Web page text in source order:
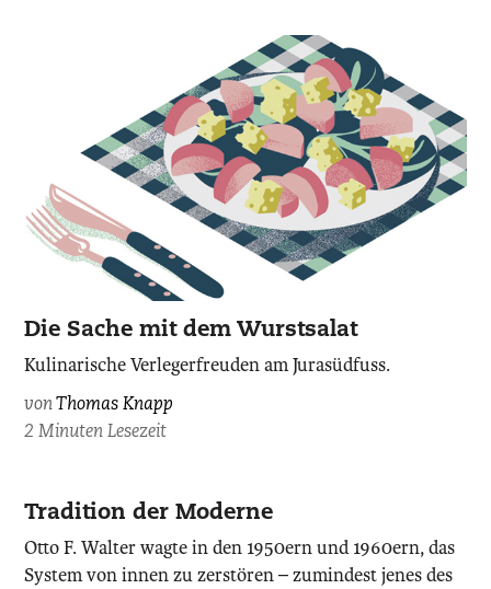
Die Sache mit dem Wurstsalat
Kulinarische Verlegerfreuden am Jurasüdfuss.
vonThomas Knapp
2 Minuten Lesezeit
Tradition der Moderne
Otto F. Walter wagte in den 1950ern und 1960ern, das
System von innen zu zerstören – zumindest jenes des